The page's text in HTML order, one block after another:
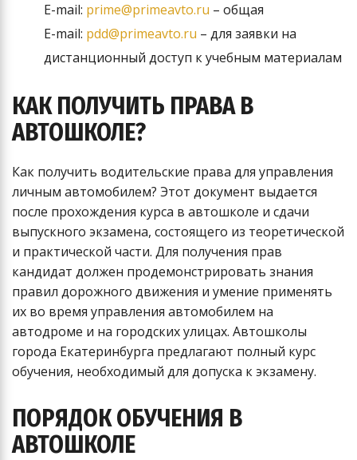
E-mail: prime@primeavto.ru – общая
E-mail: pdd@primeavto.ru – для заявки на
дистанционный доступ к учебным материалам
КАК ПОЛУЧИТЬ ПРАВА В
АВТОШКОЛЕ?
Как получить водительские права для управления
личным автомобилем? Этот документ выдается
после прохождения курса в автошколе и сдачи
выпускного экзамена, состоящего из теоретической
и практической части. Для получения прав
кандидат должен продемонстрировать знания
правил дорожного движения и умение применять
их во время управления автомобилем на
автодроме и на городских улицах. Автошколы
города Екатеринбурга предлагают полный курс
обучения, необходимый для допуска к экзамену.
ПОРЯДОК ОБУЧЕНИЯ В
АВТОШКОЛЕ